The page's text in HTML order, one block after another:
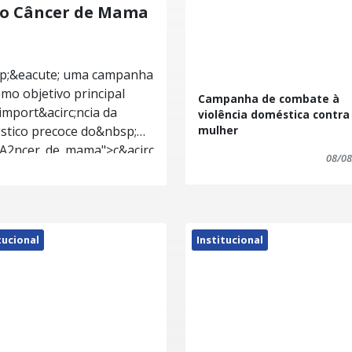
Câncer de Mama
uma campanha
objetivo principal
da
precoce do&nbsp;<a
a>, as campanhas
de mama
Campanha de combate à
violência doméstica contra
mulher
08/
Institucional